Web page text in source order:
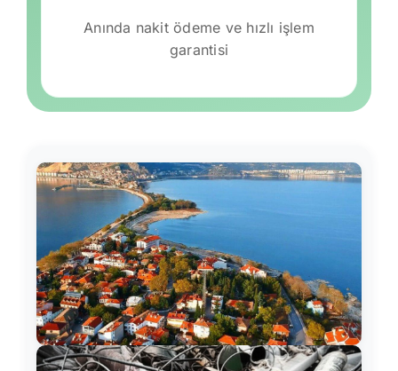
Anında nakit ödeme ve hızlı işlem
garantisi